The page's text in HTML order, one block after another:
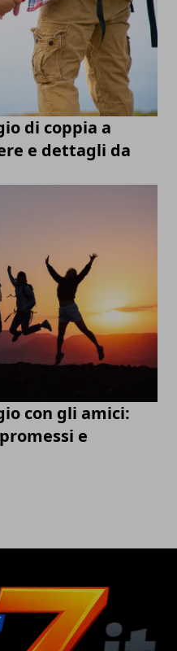
di coppia a
e dettagli da
con gli amici:
e